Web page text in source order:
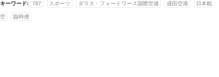
キーワード: 787 スポーツ ダラス・フォートワース国際空港 成田空港 日本航
空 臨時便